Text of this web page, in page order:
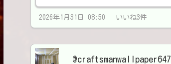
2026年1月31日 08:50 いいね3件
@craftsmanwallpaper647